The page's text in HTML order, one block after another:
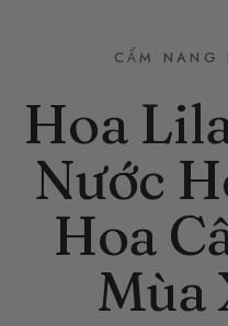
CẨM NANG
Hoa
Nước
Hoa
Mùa